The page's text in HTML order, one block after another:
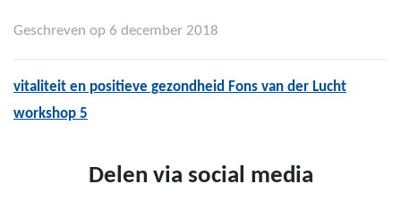
Geschreven op 6 december 2018
vitaliteit en positieve gezondheid Fons van der Lucht
workshop 5
Delen via social media